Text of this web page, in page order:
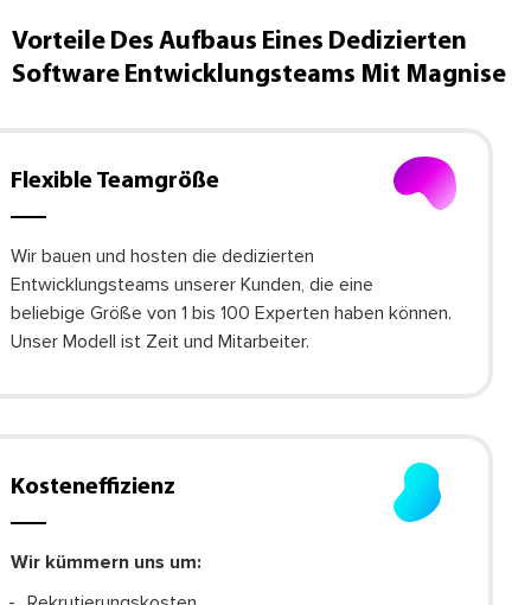
Vorteile Des Aufbaus Eines Dedizierten
Software Entwicklungsteams Mit Magnise
Flexible Teamgröße
Wir bauen und hosten die dedizierten
Entwicklungsteams unserer Kunden, die eine
beliebige Größe von 1 bis 100 Experten haben können.
Unser Modell ist Zeit und Mitarbeiter.
Kosteneffizienz
Wir kümmern uns um: